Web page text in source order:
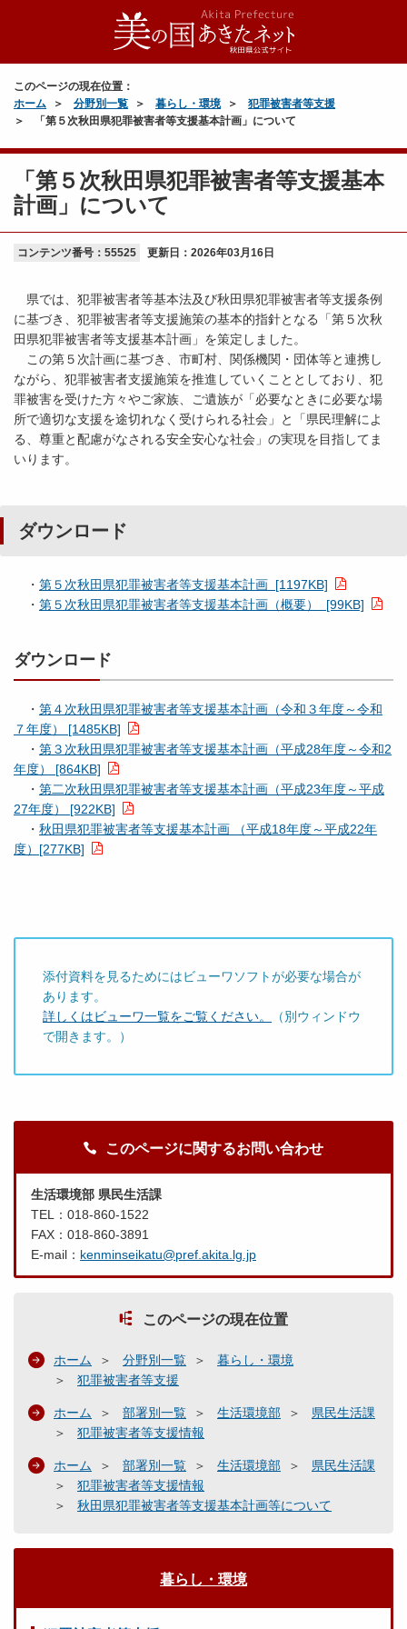
このページの現在位置：
ホーム
分野別一覧 暮らし・環境
犯罪被害者等支援
「第５次秋田県犯罪被害者等支援基本計画」について
「第５次秋田県犯罪被害者等支援基本
計画」について
コンテンツ番号：55525 更新日： 2026年03月16日
県では、犯罪被害者等基本法及び秋田県犯罪被害者等支援条例
に基づき、犯罪被害者等支援施策の基本的指針となる「第５次秋
田県犯罪被害者等支援基本計画」を策定しました。
この第５次計画に基づき、市町村、関係機関・団体等と連携し
ながら、犯罪被害者支援施策を推進していくこととしており、犯
罪被害を受けた方々やご家族、ご遺族が「必要なときに必要な場
所で適切な支援を途切れなく受けられる社会」と「県民理解によ
る、尊重と配慮がなされる安全安心な社会」の実現を目指してま
いります。
ダウンロード
・ 第５次秋田県犯罪被害者等支援基本計画 [1197KB]
・ 第５次秋田県犯罪被害者等支援基本計画（概要） [99KB]
ダウンロード
・ 第４次秋田県犯罪被害者等支援基本計画（令和３年度～令和
７年度） [1485KB]
・ 第３次秋田県犯罪被害者等支援基本計画（平成28年度～令和2
年度） [864KB]
・ 第二次秋田県犯罪被害者等支援基本計画（平成23年度～平成
27年度） [922KB]
・ 秋田県犯罪被害者等支援基本計画 （平成18年度～平成22年
度）[277KB]
添付資料を見るためにはビューワソフトが必要な場合が
あります。
詳しくはビューワ一覧をご覧ください。
（別ウィンドウ
で開きます。）
このページに関するお問い合わせ
生活環境部 県民生活課
TEL：018-860-1522
FAX：018-860-3891
E-mail： kenminseikatu@pref.akita.lg.jp
このページの現在位置
ホーム 分野別一覧
暮らし・環境
犯罪被害者等支援
ホーム 部署別一覧 生活環境部
県民生活課
犯罪被害者等支援情報
ホーム 部署別一覧 生活環境部
県民生活課
犯罪被害者等支援情報
秋田県犯罪被害者等支援基本計画等について
暮らし・環境